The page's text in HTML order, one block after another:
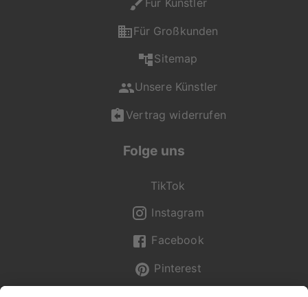
für dich da und
deiner Auswahl.
Du erreichst uns Mo -
Uhr, Sa - So von 12:00
(0) 2236 329 9695
service@artboxone.de
Für Künstler
Für Großkunden
Sitemap
Unsere Künstler
Vertrag widerrufen
Folge uns
TikTok
Instagram
Facebook
Pinterest